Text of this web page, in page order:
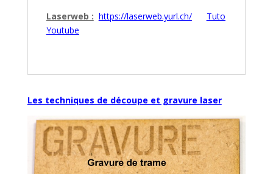
Laserweb : https://laserweb.yurl.ch/
Tuto
Youtube
Les techniques de découpe et gravure laser